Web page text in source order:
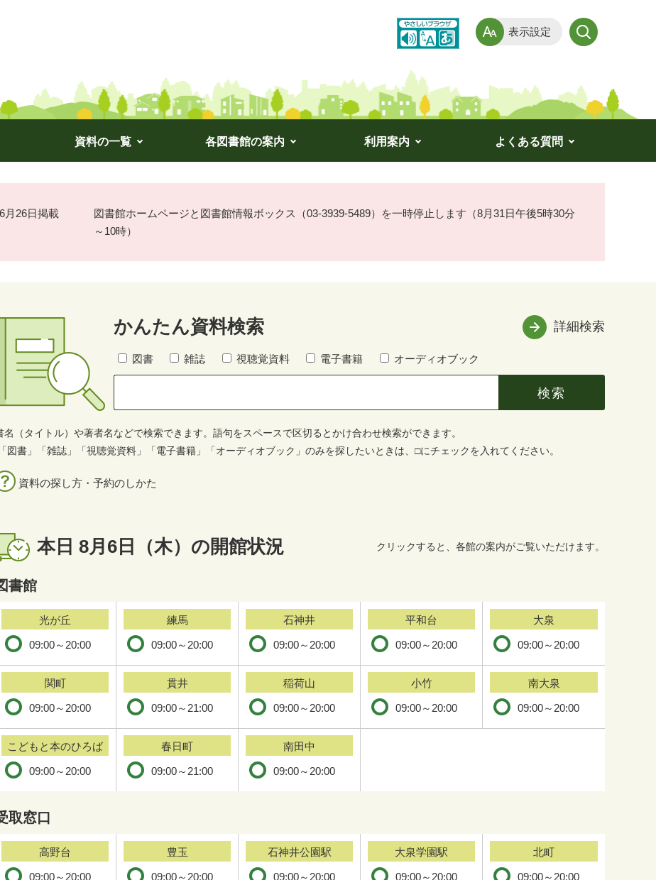
表示設定
資料の一覧 各図書館の案内 利用案内 よくある質問
月26日掲載
図書館ホームページと図書館情報ボックス（03-3939-5489）を一時停止します（8月31日午後5時30分
～10時）
かんたん資料検索 詳細検索
図書 雑誌 視聴覚資料 電子書籍 オーディオブック
名（タイトル）や著者名などで検索できます。語句をスペースで区切るとかけ合わせ検索ができます。
「図書」「雑誌」「視聴覚資料」「電子書籍」「オーディオブック」のみを探したいときは、□にチェックを入れてください。
資料の探し方・予約のしかた
本日 8月6日（木） の開館状況 クリックすると、各館の案内がご覧いただけます。
書館
光が丘
09:00～20:00
練馬
09:00～20:00
石神井
09:00～20:00
平和台
09:00～20:00
大泉
09:00～20:00
関町
09:00～20:00
貫井
09:00～21:00
稲荷山
09:00～20:00
小竹
09:00～20:00
南大泉
09:00～20:00
こどもと本のひろば
09:00～20:00
春日町
09:00～21:00
南田中
09:00～20:00
取窓口
高野台
09:00～20:00
豊玉
09:00～20:00
石神井公園駅
09:00～20:00
大泉学園駅
09:00～20:00
北町
09:00～20:00